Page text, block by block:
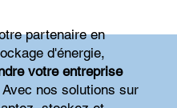
partenaire en
d'énergie,
votre entreprise
nos solutions sur